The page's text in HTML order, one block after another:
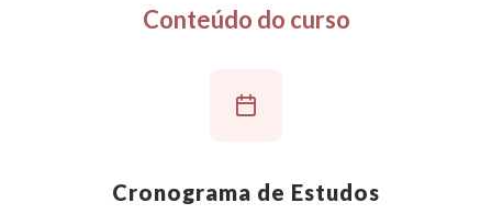
Conteúdo do curso
Cronograma de Estudos